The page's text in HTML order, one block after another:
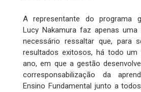
A representante do programa
Lucy Nakamura faz apenas uma
necessário ressaltar que, para
resultados exitosos, há todo um
ano, em que a gestão
corresponsabilização da
Ensino Fundamental junto a